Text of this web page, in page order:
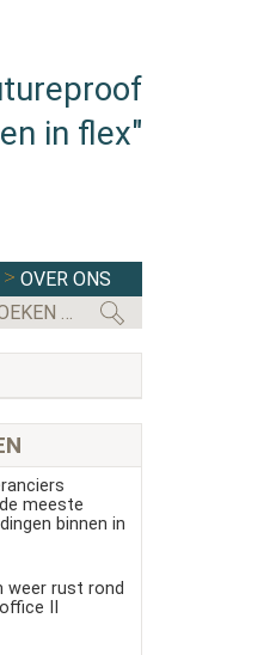
in flex"
OVER ONS
EN WEER RUST ROND JEX
meeste
binnen in
weer rust rond
II